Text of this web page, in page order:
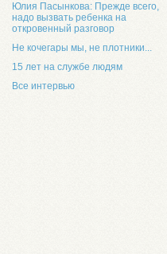
Юлия Пасынкова: Прежде всего,
надо вызвать ребенка на
откровенный разговор
Не кочегары мы, не плотники...
15 лет на службе людям
Все интервью